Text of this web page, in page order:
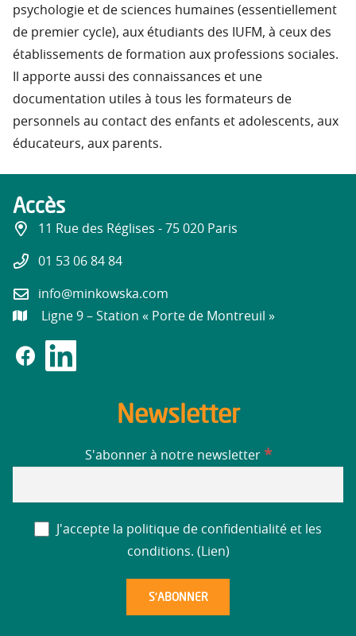
psychologie et de sciences humaines (essentiellement
de premier cycle), aux étudiants des IUFM, à ceux des
établissements de formation aux professions sociales.
Il apporte aussi des connaissances et une
documentation utiles à tous les formateurs de
personnels au contact des enfants et adolescents, aux
éducateurs, aux parents.
Accès
11 Rue des Réglises - 75 020 Paris
01 53 06 84 84
info@minkowska.com
Ligne 9 – Station « Porte de Montreuil »
Newsletter
S'abonner à notre newsletter *
J'accepte la politique de confidentialité et les
conditions. ( Lien)